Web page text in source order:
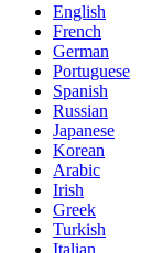
English
French
German
Portuguese
Spanish
Russian
Japanese
Korean
Arabic
Irish
Greek
Turkish
Italian